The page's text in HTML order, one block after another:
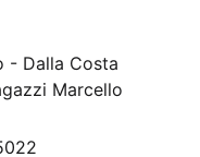
- Dalla Costa
Marcello